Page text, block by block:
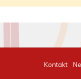
Kontakt